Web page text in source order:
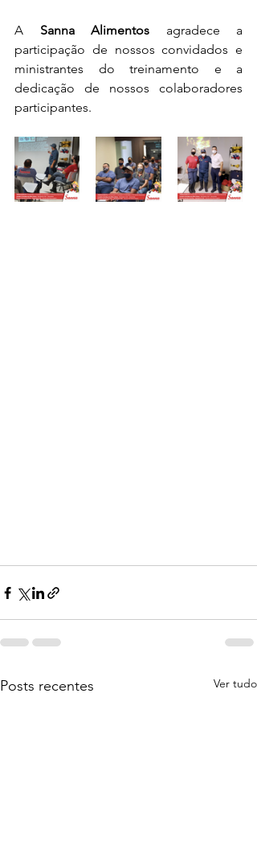
A Sanna Alimentos agradece a
participação de nossos convidados e
ministrantes do treinamento e a
dedicação de nossos colaboradores
participantes.
Posts recentes Ver tudo